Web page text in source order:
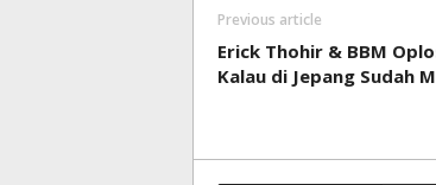
Previous article
Erick Thohir & BBM
Kalau di Jepang Sudah